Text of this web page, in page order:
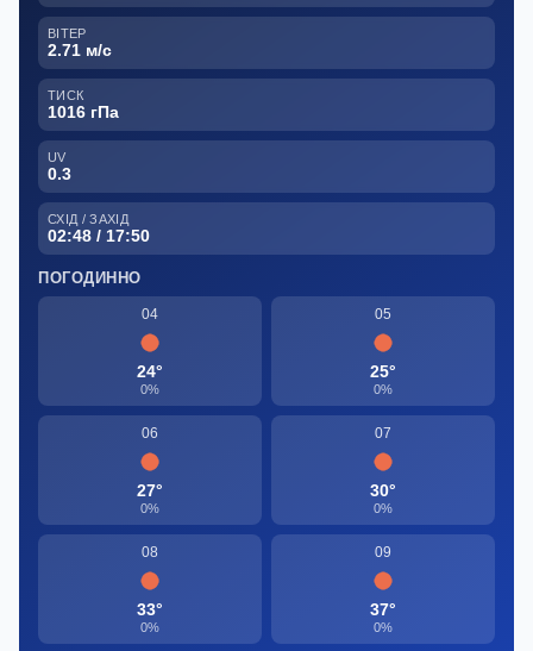
ВІТЕР
2.71 м/с
ТИСК
1016 гПа
UV
0.3
СХІД / ЗАХІД
02:48 / 17:50
ПОГОДИННО
04
24°
0%
05
25°
0%
06
27°
0%
07
30°
0%
08
33°
0%
09
37°
0%